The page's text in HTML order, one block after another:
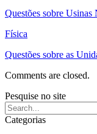
Questões sobre
Física
Questões sobre as
Comments are closed.
Pesquise no site
Categorias